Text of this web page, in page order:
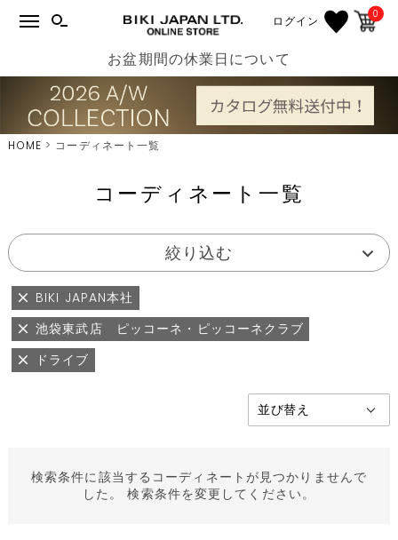
ログイン 0
お盆期間の休業日について
HOME コーディネート一覧
コーディネート一覧
絞り込む
BIKI JAPAN本社
池袋東武店 ピッコーネ・ピッコーネクラブ
ドライブ
検索条件に該当するコーディネートが見つかりませんで
した。 検索条件を変更してください。